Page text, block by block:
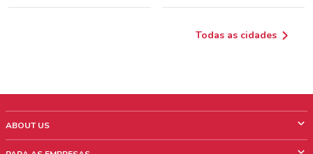
Todas as cidades
ABOUT US